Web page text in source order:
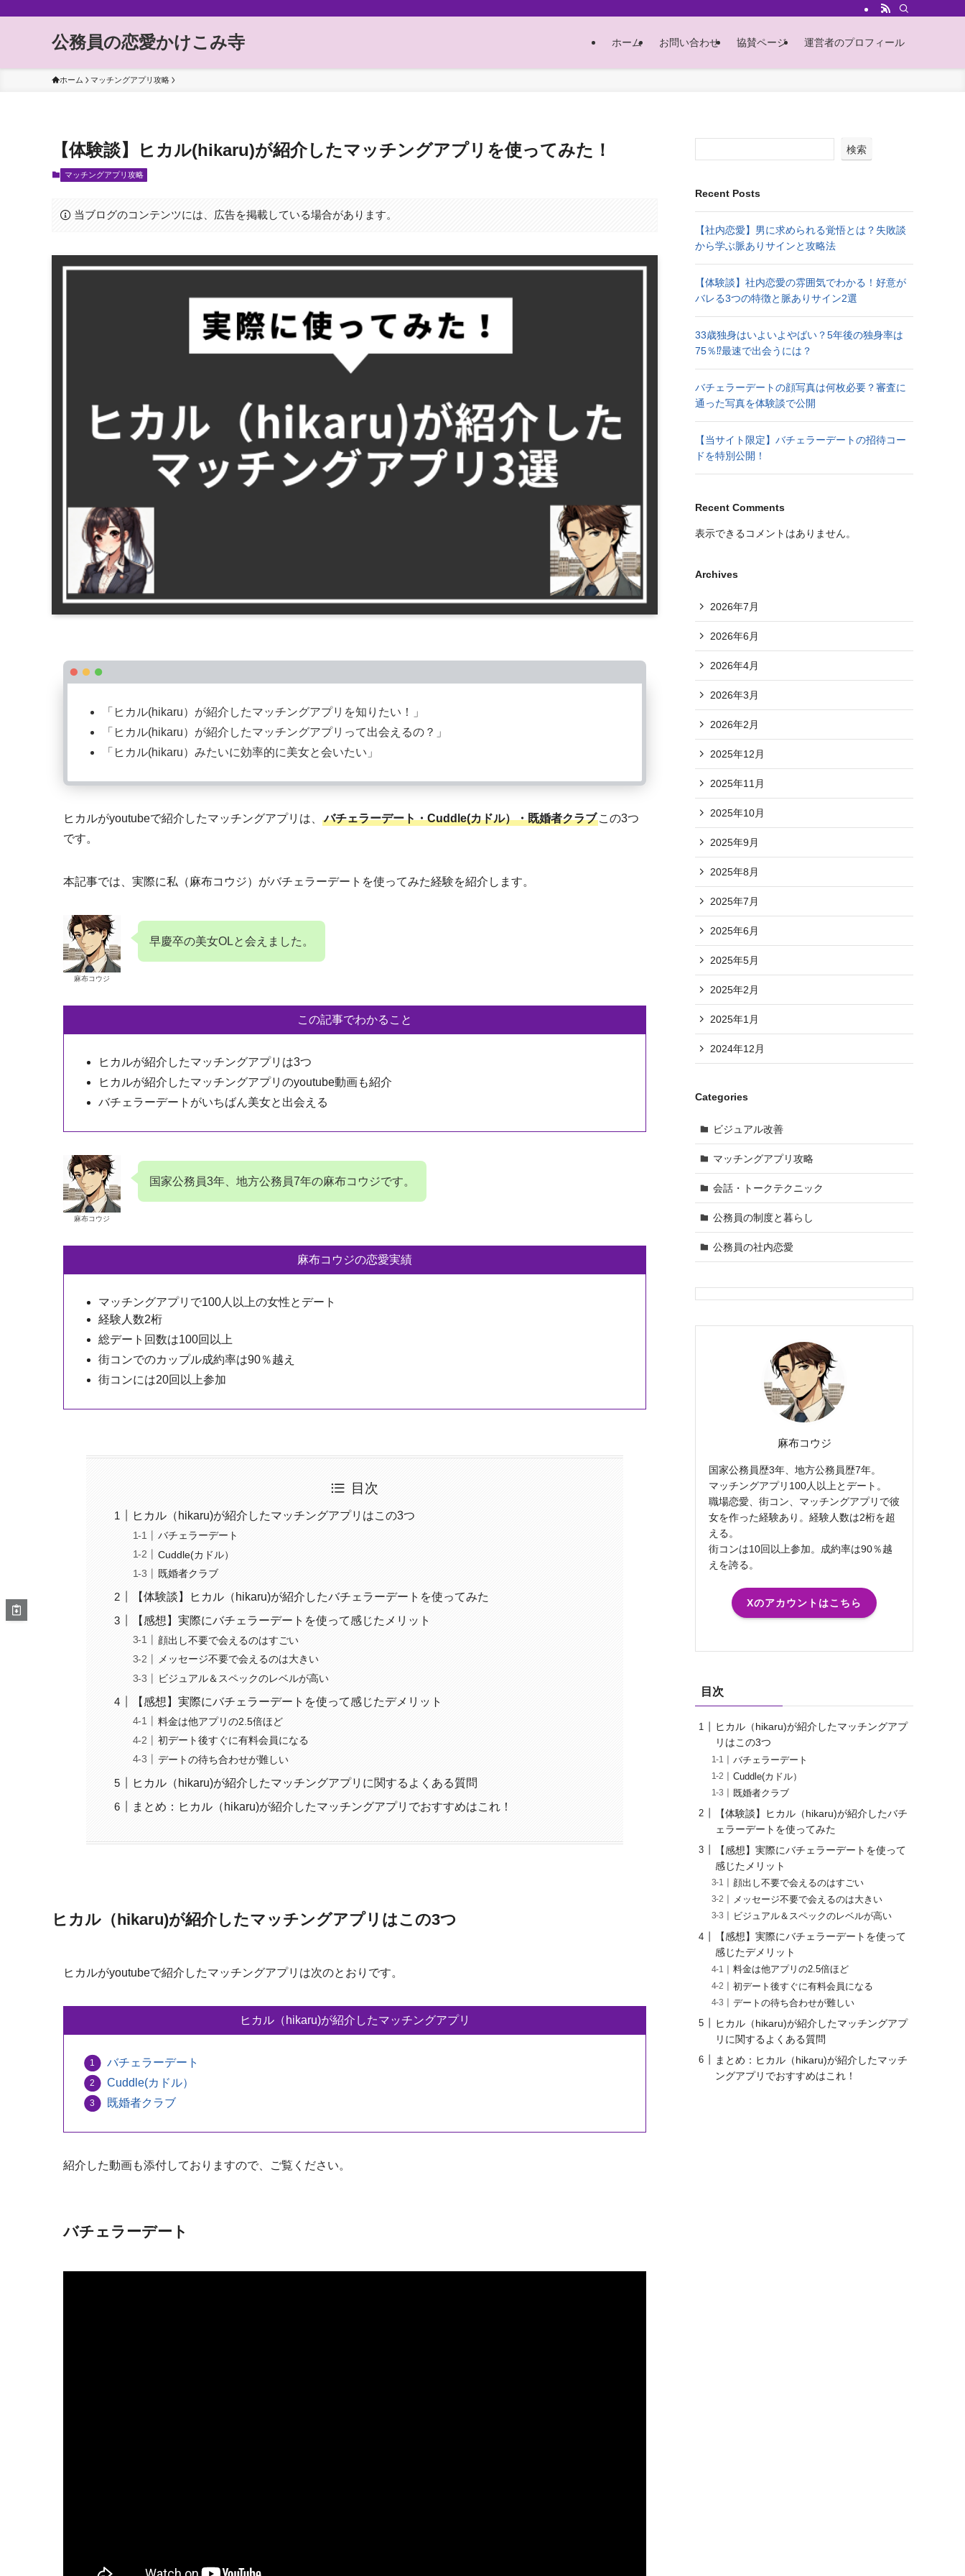
公務員の恋愛かけこみ寺 ホーム お問い合わせ 協賛ページ 運営者のプロフィール
ホーム マッチングアプリ攻略
【体験談】ヒカル(hikaru)が紹介したマッチングアプリを使ってみた！
マッチングアプリ攻略
当ブログのコンテンツには、広告を掲載している場合があります。
「ヒカル(hikaru）が紹介したマッチングアプリを知りたい！」
「ヒカル(hikaru）が紹介したマッチングアプリって出会えるの？」
「ヒカル(hikaru）みたいに効率的に美女と会いたい」
ヒカルがyoutubeで紹介したマッチングアプリは、 バチェラーデート・Cuddle(カドル）・既婚者クラブ この3つ
です。
本記事では、実際に私（麻布コウジ）がバチェラーデートを使ってみた経験を紹介します。
麻布コウジ
早慶卒の美女OLと会えました。
この記事でわかること
ヒカルが紹介したマッチングアプリは3つ
ヒカルが紹介したマッチングアプリのyoutube動画も紹介
バチェラーデートがいちばん美女と出会える
麻布コウジ
国家公務員3年、地方公務員7年の麻布コウジです。
麻布コウジの恋愛実績
マッチングアプリで100人以上の女性とデート
経験人数2桁
総デート回数は100回以上
街コンでのカップル成約率は90％越え
街コンには20回以上参加
目次
ヒカル（hikaru)が紹介したマッチングアプリはこの3つ
バチェラーデート
Cuddle(カドル）
既婚者クラブ
【体験談】ヒカル（hikaru)が紹介したバチェラーデートを使ってみた
【感想】実際にバチェラーデートを使って感じたメリット
顔出し不要で会えるのはすごい
メッセージ不要で会えるのは大きい
ビジュアル＆スペックのレベルが高い
【感想】実際にバチェラーデートを使って感じたデメリット
料金は他アプリの2.5倍ほど
初デート後すぐに有料会員になる
デートの待ち合わせが難しい
ヒカル（hikaru)が紹介したマッチングアプリに関するよくある質問
まとめ：ヒカル（hikaru)が紹介したマッチングアプリでおすすめはこれ！
ヒカル（hikaru)が紹介したマッチングアプリはこの3つ
ヒカルがyoutubeで紹介したマッチングアプリは次のとおりです。
ヒカル（hikaru)が紹介したマッチングアプリ
バチェラーデート
Cuddle(カドル）
既婚者クラブ
紹介した動画も添付しておりますので、ご覧ください。
バチェラーデート
検索
Recent Posts
【社内恋愛】男に求められる覚悟とは？失敗談
から学ぶ脈ありサインと攻略法
【体験談】社内恋愛の雰囲気でわかる！好意が
バレる3つの特徴と脈ありサイン2選
33歳独身はいよいよやばい？5年後の独身率は
75％⁉︎最速で出会うには？
バチェラーデートの顔写真は何枚必要？審査に
通った写真を体験談で公開
【当サイト限定】バチェラーデートの招待コー
ドを特別公開！
Recent Comments
表示できるコメントはありません。
Archives
2026年7月
2026年6月
2026年4月
2026年3月
2026年2月
2025年12月
2025年11月
2025年10月
2025年9月
2025年8月
2025年7月
2025年6月
2025年5月
2025年2月
2025年1月
2024年12月
Categories
ビジュアル改善
マッチングアプリ攻略
会話・トークテクニック
公務員の制度と暮らし
公務員の社内恋愛
麻布コウジ
国家公務員歴3年、地方公務員歴7年。
マッチングアプリ100人以上とデート。
職場恋愛、街コン、マッチングアプリで彼
女を作った経験あり。経験人数は2桁を超
える。
街コンは10回以上参加。成約率は90％越
えを誇る。
Xのアカウントはこちら
目次
ヒカル（hikaru)が紹介したマッチングアプ
リはこの3つ
バチェラーデート
Cuddle(カドル）
既婚者クラブ
【体験談】ヒカル（hikaru)が紹介したバチ
ェラーデートを使ってみた
【感想】実際にバチェラーデートを使って
感じたメリット
顔出し不要で会えるのはすごい
メッセージ不要で会えるのは大きい
ビジュアル＆スペックのレベルが高い
【感想】実際にバチェラーデートを使って
感じたデメリット
料金は他アプリの2.5倍ほど
初デート後すぐに有料会員になる
デートの待ち合わせが難しい
ヒカル（hikaru)が紹介したマッチングアプ
リに関するよくある質問
まとめ：ヒカル（hikaru)が紹介したマッチ
ングアプリでおすすめはこれ！